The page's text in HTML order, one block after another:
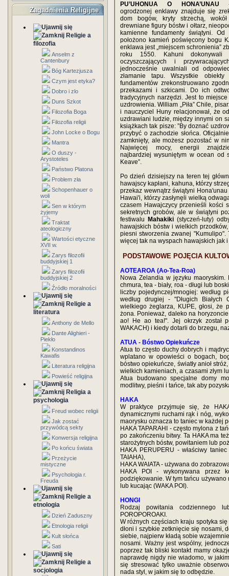
Zagadnienia Religijne
Religie a
filozofia
Anselm z
Cantenbury
Bóg Kartezjusza
Czym jest etyka?
Dobro i zlo
Duns Szkot
Filozofia Boga
Filozofia religii
John Locke o Bogu
Mantra
O duszy -
Arystoteles
Państwo Platona
Problem zła
Schopenhauer o
woli
Sen w którym
żyjemy
Traktat
ateologiczny
Wartości etyczne
XVII w.
Zarys filozofii
buddyjskiej 1
Zarys filozofii
buddyjskiej 2
Źródło moralności
Religie a
literatura
Anthony de Mello
Dante Alighieri -
Piekło
Konstandinos
Kawafis
Literatura religijna
Powieść religijna
Religia a
psychologia
Freud wobec religii
Jak zostać
przywódcą sekty
Konwersja religijna
Po końcu świata
Przeżycie
mistyczne
Psychologia r.
Freuda
Religie a
etnologia
Dzień Zaduszny
Etnologia religii
Kult słońca
Sati
Religie a
socjologia
PU’UHONUA O HONA’UNAU -
ogrodzonej enklawy znajduje się
dom bogów, kryty strzechą,
drewniane figury bóstw i ołtarz,
kamienne fundamenty świątyni. Od
położono kamień poświęcony bogu
enklawa jest „miejscem schronienia”
roku 1550. Kahuni dokonywali
oczyszczających i
jednocześnie uwalniali od
złamanie tapu. Wszystkie
fundamentów zrekonstruowano
przekazami i szkicami. Do ich
tradycyjnych narzędzi. Jest to
uzdrowienia. William „Piła” Chile,
i nauczyciel Huny relacjonował, że
uzdrawiani ludzie, między innymi on
książkach tak pisze: ”By doznać
przybyć o zachodzie słońca.
zamknięty, ale możesz pozostać w
Najwięcej mocy, energii
najbardziej wysuniętym w ocean od
Keave”.
Po dzień dzisiejszy na teren tej
hawajscy kapłani, kahuna, którzy
przekaz wewnątrz świątyni
Hawai'i, którzy zasłynęli wielką
czasem Hawajczycy przenieśli kości
sekretnych grobów, ale w świątyni
festiwalu
Mahakiki (styczeń-luty)
hawajskich bóstw i wielkich
piesni stworzenia zwanej "Kumulipo".
więcej tak na wyspach hawajskich jak
PODSTAWOWE POJĘCIA
AOTEAROA (Ao-Tea-Roa)
Nowa Zelandia w języku maoryskim.
chmura, tea - biały, roa - długi lub
liczby pojedynczej/mnogiej: według
według drugiej - "Długich
wielkiego żeglarza, KUPE, głosi, że
żona. Ponieważ, daleko na
ao! He ao tea!". Jej okrzyk został
WAKACH) i kiedy dotarli do brzegu,
ATUA - Bóstwo Opiekuńcze
Atua to często duchy dobrych i
wplatano w opowieści o bogach,
bóstwo opiekuńcze, światły anioł
wielkich kamieniach, a czasami złym
Atua budowano specjalne domy
modlitwy, pieśni i tańce, tak aby
HAKA
W praktyce przyjmuje się, że
dynamicznymi ruchami rąk i nóg,
maorysku oznacza to taniec w każdej
HAKA TAPARAHI - często mylona z
po zakończeniu bitwy. Ta HAKA ma
starożytnych bóstw, powitaniem lub
HAKA PERUPERU - właściwy
TAIAHA),
HAKA WAIATA - używana do
HAKA POI - wykonywana przez
podziękowanie. W tym tańcu używano
lub kucając (WAKA POI).
HONGI
Rodzaj powitania codziennego
POROPOROAKI.
W różnych częściach kraju spotyka
dłoni i szybkie zetknięcie się nosami,
siebie, najpierw kładą sobie
nosami. Ważny jest wspólny,
poprzez tak bliski kontakt mamy
naprawdę nigdy nie wiadomo, w
się stresować tylko uważnie
nada styl, w jakim się to odbędzie.